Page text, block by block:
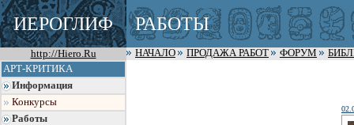
ИЕРОГЛИФ РАБОТЫ
http://Hiero.Ru НАЧАЛО ПРОДАЖА РАБОТ ФОРУМ
АРТ-КРИТИКА
Информация
Конкурсы
Работы